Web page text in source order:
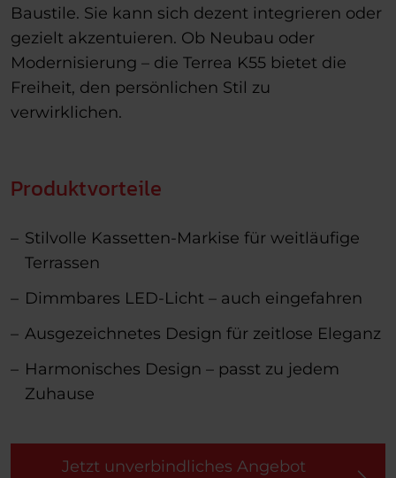
Baustile. Sie kann sich dezent integrieren oder
gezielt akzentuieren. Ob Neubau oder
Modernisierung – die Terrea K55 bietet die
Freiheit, den persönlichen Stil zu
verwirklichen.
Produktvorteile
Stilvolle Kassetten-Markise für weitläufige
Terrassen
Dimmbares LED-Licht – auch eingefahren
Ausgezeichnetes Design für zeitlose Eleganz
Harmonisches Design – passt zu jedem
Zuhause
Jetzt unverbindliches Angebot